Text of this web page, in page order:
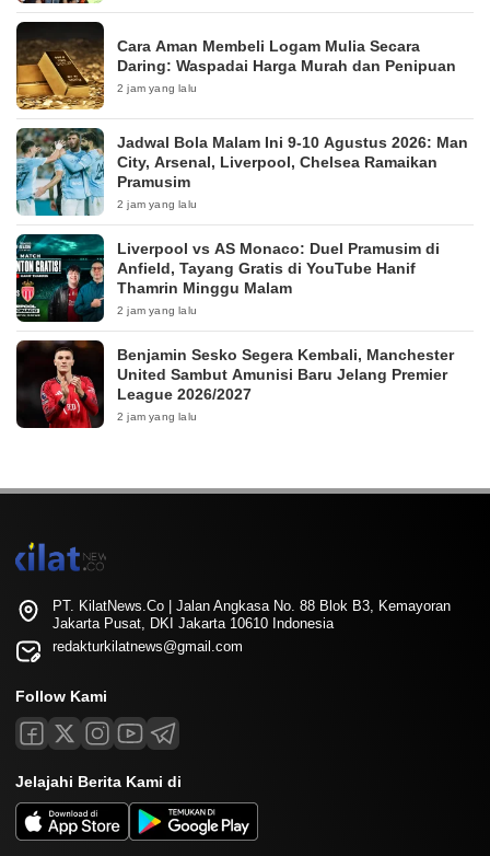
Cara Aman Membeli Logam Mulia Secara
Daring: Waspadai Harga Murah dan Penipuan
2 jam yang lalu
Jadwal Bola Malam Ini 9-10 Agustus 2026: Man
City, Arsenal, Liverpool, Chelsea Ramaikan
Pramusim
2 jam yang lalu
Liverpool vs AS Monaco: Duel Pramusim di
Anfield, Tayang Gratis di YouTube Hanif
Thamrin Minggu Malam
2 jam yang lalu
Benjamin Sesko Segera Kembali, Manchester
United Sambut Amunisi Baru Jelang Premier
League 2026/2027
2 jam yang lalu
PT. KilatNews.Co | Jalan Angkasa No. 88 Blok B3, Kemayoran
Jakarta Pusat, DKI Jakarta 10610 Indonesia
redakturkilatnews@gmail.com
Follow Kami
Jelajahi Berita Kami di